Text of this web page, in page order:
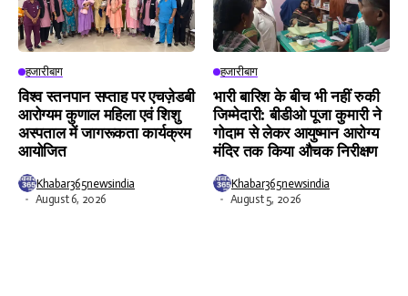
हजारीबाग
विश्व स्तनपान सप्ताह पर एचज़ेडबी
आरोग्यम कुणाल महिला एवं शिशु
अस्पताल में जागरूकता कार्यक्रम
आयोजित
Khabar365newsindia
August 6, 2026
हजारीबाग
भारी बारिश के बीच भी नहीं रुकी
जिम्मेदारी: बीडीओ पूजा कुमारी ने
गोदाम से लेकर आयुष्मान आरोग्य
मंदिर तक किया औचक निरीक्षण
Khabar365newsindia
August 5, 2026